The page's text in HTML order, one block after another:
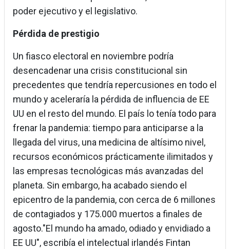
poder ejecutivo y el legislativo.
Pérdida de prestigio
Un fiasco electoral en noviembre podría
desencadenar una crisis constitucional sin
precedentes que tendría repercusiones en todo el
mundo y aceleraría la pérdida de influencia de EE
UU en el resto del mundo. El país lo tenía todo para
frenar la pandemia: tiempo para anticiparse a la
llegada del virus, una medicina de altísimo nivel,
recursos económicos prácticamente ilimitados y
las empresas tecnológicas más avanzadas del
planeta. Sin embargo, ha acabado siendo el
epicentro de la pandemia, con cerca de 6 millones
de contagiados y 175.000 muertos a finales de
agosto."El mundo ha amado, odiado y envidiado a
EE UU", escribía el intelectual irlandés Fintan